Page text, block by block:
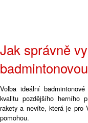
Jak správně
Volba ideální
kvalitu pozdějšího herního
rakety a nevíte, která je pro
pomohou.